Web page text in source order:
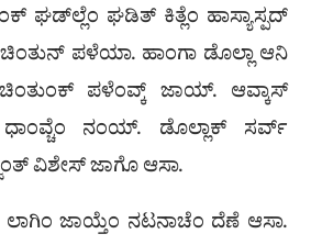
ಘಡ್‌ಲ್ಲೆಂ ಘಡಿತ್ ಕಿತ್ಲೆಂ ಹಾಸ್ಯಾಸ್ಪದ್
ಪಳೆಯಾ. ಹಾಂಗಾ ಡೊಲ್ಲಾ ಆನಿ
ಪಳೆಂವ್ಕ್ ಜಾಯ್. ಆವ್ಕಾಸ್
ನಂಯ್. ಡೊಲ್ಲಾಕ್ ಸರ್ವ್
ವಿಶೇಸ್ ಜಾಗೊ ಆಸಾ.
ಜಾಯ್ತೆಂ ನಟನಾಚೆಂ ದೆಣೆ ಆಸಾ.